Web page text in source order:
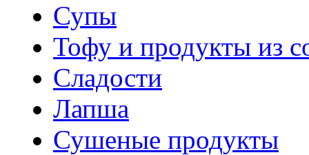
Супы
Тофу и продукты из
Сладости
Лапша
Сушеные продукты